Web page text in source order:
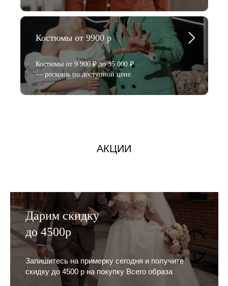
Костюмы от 9900 р
Костюмы от 9 900 ₽ до 35 000 ₽
— роскошь по доступной цене.
АКЦИИ
Дарим скидку
до 4500р
Запишитесь на примерку сегодня и получите
скидку до 4500 р на покупку Всего образа